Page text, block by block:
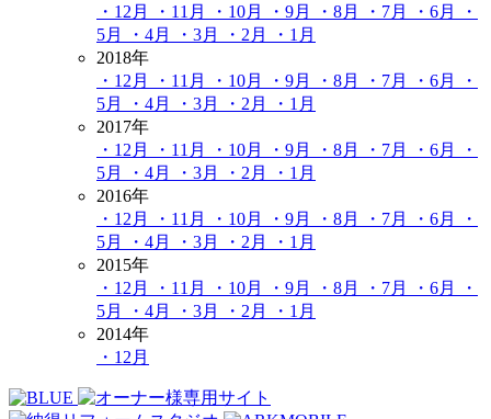
・12月
・11月 ・10月 ・9月 ・8月 ・7月 ・6月
・
5月
・4月 ・3月 ・2月
・1月
2018年
・12月
・11月 ・10月 ・9月 ・8月 ・7月 ・6月
・
5月
・4月 ・3月 ・2月
・1月
2017年
・12月
・11月 ・10月 ・9月 ・8月 ・7月 ・6月
・
5月
・4月 ・3月 ・2月
・1月
2016年
・12月
・11月 ・10月 ・9月 ・8月 ・7月 ・6月
・
5月
・4月 ・3月 ・2月
・1月
2015年
・12月
・11月 ・10月 ・9月 ・8月 ・7月 ・6月
・
5月
・4月 ・3月 ・2月
・1月
2014年
・12月